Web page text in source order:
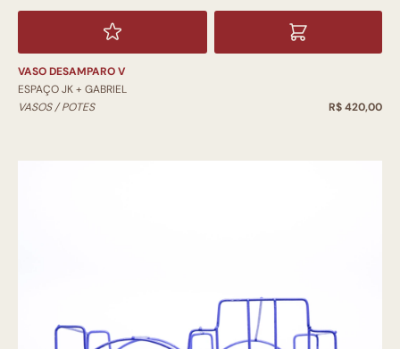
VASO DESAMPARO V
ESPAÇO JK + GABRIEL
VASOS / POTES
R$ 420,00